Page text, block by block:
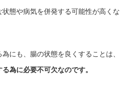
状態や病気を併発する可能性が高くな
にも、腸の状態を良くすることは、
為に必要不可欠なのです。